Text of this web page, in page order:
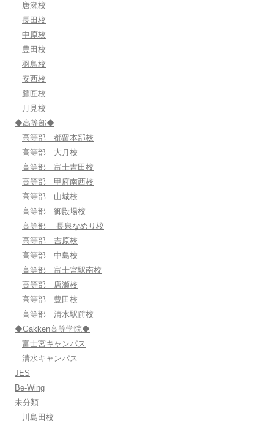
唐瀬校
長田校
中原校
豊田校
羽鳥校
安西校
鷹匠校
月見校
◆高等部◆
高等部 都留本部校
高等部 大月校
高等部 富士吉田校
高等部 甲府南西校
高等部 山城校
高等部 御殿場校
高等部 長泉なめり校
高等部 吉原校
高等部 中島校
高等部 富士宮駅南校
高等部 唐瀬校
高等部 豊田校
高等部 清水駅前校
◆Gakken高等学院◆
富士宮キャンパス
清水キャンパス
JES
Be-Wing
未分類
川島田校